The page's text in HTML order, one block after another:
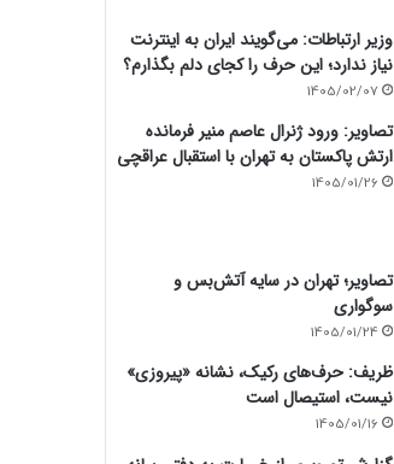
وزیر ارتباطات: می‌گویند ایران به اینترنت
نیاز ندارد؛ این حرف را کجای دلم بگذارم؟
1405/02/07
تصاویر: ورود ژنرال عاصم منیر فرمانده
ارتش پاکستان به تهران با استقبال عراقچی
1405/01/26
تصاویر؛ تهران در سایه آتش‌بس و
سوگواری
1405/01/24
ظریف: حرف‌های رکیک، نشانه «پیروزی»
نیست، استیصال است
1405/01/16